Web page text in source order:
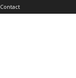
Contact